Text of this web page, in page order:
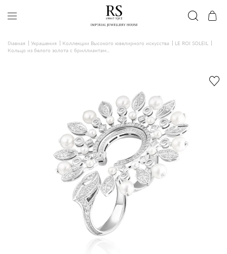
Главная Украшения Коллекции Высокого ювелирного искусства
LE ROI SOLEIL
Кольцо из белого золота с бриллиантам...